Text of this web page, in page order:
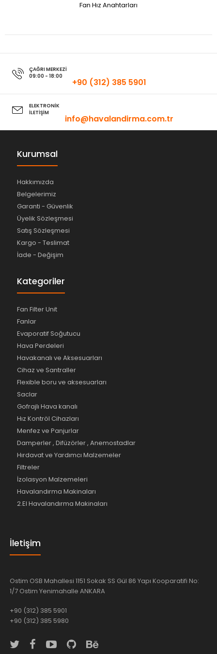
Fan Hız Anahtarları
ÇAĞRI MERKEZİ
09:00 - 18:00
+90 (312) 385 5901
ELEKTRONİK
İLETİŞİM
info@havalandirma.com.tr
Kurumsal
Hakkımızda
Belgelerimiz
Garanti - Güvenlik
Üyelik Sözleşmesi
Satış Sözleşmesi
Kargo - Teslimat
İade - Değişim
Kategoriler
Fan Filter Unit
Fanlar
Evaporatif Soğutucu
Hava Perdeleri
Havakanalı ve Aksesuarları
Cihaz ve Santraller
Flexible boru ve aksesuarları
Saclar
Gofrajlı Hava kanalı
Hız Kontröl Cihazları
Menfez ve Panjurlar
Damperler , Difüzörler , Anemostadlar
Hırdavat ve Yardımcı Malzemeler
Filtreler
İzolasyon Malzemeleri
Havalandırma Makinaları
2.El Havalandırma Makinaları
İletişim
Ostim OSB Mahallesi 1151 Sokak SS Gül 86 Yapı Kooparatifi No:
1/7 Ostim Yenimahalle ANKARA
+90 (312) 385 5901
+90 (312) 385 5980